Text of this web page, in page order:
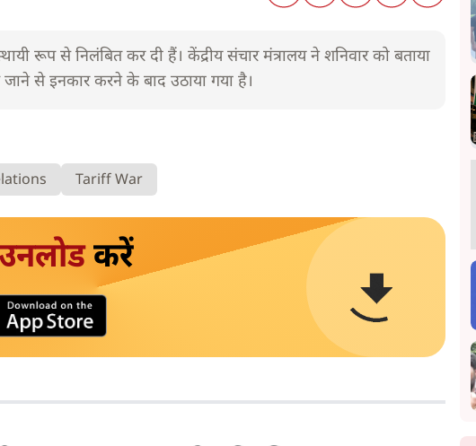
रूप से निलंबित कर दी हैं। केंद्रीय संचार मंत्रालय ने शनिवार को बताया
से इनकार करने के बाद उठाया गया है।
Tariff War
करें